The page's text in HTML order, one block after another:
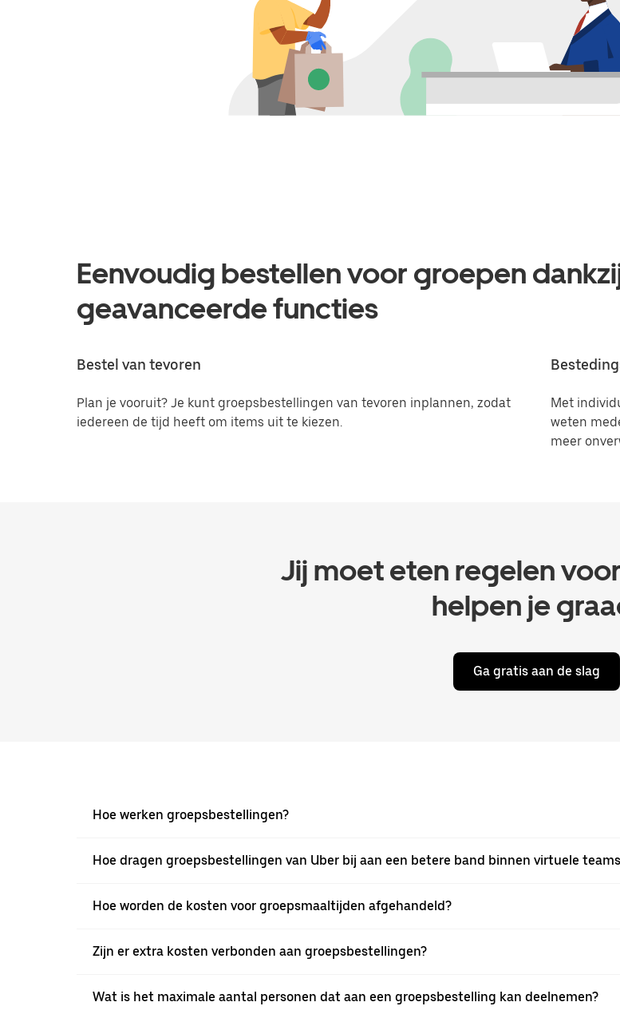
Eenvoudig bestellen voor groepen
geavanceerde functies
Bestel van tevoren
Plan je vooruit? Je kunt groepsbestellingen van tevoren inplannen, zodat
iedereen de tijd heeft om items uit te kiezen.
Met
weten
meer
Jij moet eten regelen
helpen je
Ga gratis aan de slag
Hoe werken groepsbestellingen?
Hoe dragen groepsbestellingen van Uber bij aan een betere band binnen virtuele
Hoe worden de kosten voor groepsmaaltijden afgehandeld?
Zijn er extra kosten verbonden aan groepsbestellingen?
Wat is het maximale aantal personen dat aan een groepsbestelling kan deelnemen?